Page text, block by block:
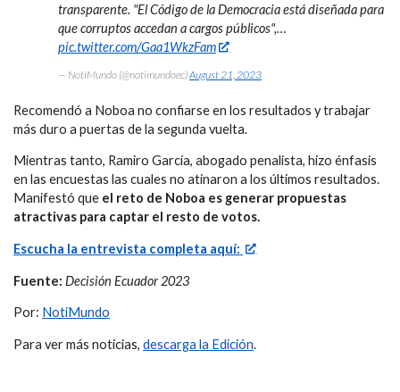
transparente. "El Código de la Democracia está diseñada para
que corruptos accedan a cargos públicos",…
pic.twitter.com/Gaa1WkzFam
— NotiMundo (@notimundoec)August 21, 2023
Recomendó a Noboa no confiarse en los resultados y trabajar
más duro a puertas de la segunda vuelta.
Mientras tanto, Ramiro García, abogado penalista, hizo énfasis
en las encuestas las cuales no atinaron a los últimos resultados.
Manifestó que el reto de Noboa es generar propuestas
atractivas para captar el resto de votos.
Escucha la entrevista completa aquí:
Fuente: Decisión Ecuador 2023
Por: NotiMundo
Para ver más noticias, descarga la Edición.